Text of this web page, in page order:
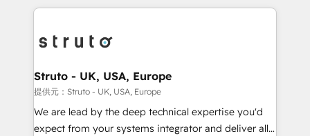
Packages: Choose ongoing support or project-based
solutions. We offer service packages designed to fit
operational aspects of your business, ensuring that
functioning optimally. With our expertise in leading
wealth of knowledge and experience to the table.
Our strategies are tailored to your business's unique
needs, ensuring a personalized approach that aligns
with your growth objectives.
Struto - UK, USA, Europe
提供元：Struto - UK, USA, Europe
We are lead by the deep technical expertise you'd
expect from your systems integrator and deliver all